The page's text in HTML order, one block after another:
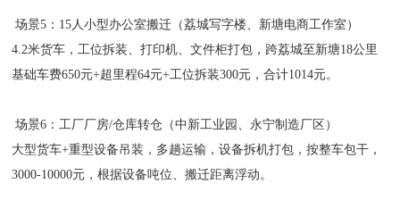
场景5：15人小型办公室搬迁（荔城写字楼、新塘电商工作室）
4.2米货车，工位拆装、打印机、文件柜打包，跨荔城至新塘18公里
基础车费650元+超里程64元+工位拆装300元，合计1014元。
场景6：工厂厂房/仓库转仓（中新工业园、永宁制造厂区）
大型货车+重型设备吊装，多趟运输，设备拆机打包，按整车包干，
3000-10000元，根据设备吨位、搬迁距离浮动。